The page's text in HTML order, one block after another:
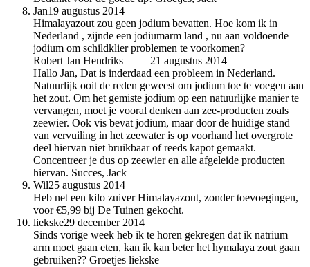
Jan19 augustus 2014
Himalayazout zou geen jodium bevatten. Hoe kom ik in
Nederland , zijnde een jodiumarm land , nu aan voldoende
jodium om schildklier problemen te voorkomen?
Robert Jan Hendriks
21 augustus 2014
Hallo Jan, Dat is inderdaad een probleem in Nederland.
Natuurlijk ooit de reden geweest om jodium toe te voegen aan
het zout. Om het gemiste jodium op een natuurlijke manier te
vervangen, moet je vooral denken aan zee-producten zoals
zeewier. Ook vis bevat jodium, maar door de huidige stand
van vervuiling in het zeewater is op voorhand het overgrote
deel hiervan niet bruikbaar of reeds kapot gemaakt.
Concentreer je dus op zeewier en alle afgeleide producten
hiervan. Succes, Jack
Wil25 augustus 2014
Heb net een kilo zuiver Himalayazout, zonder toevoegingen,
voor €5,99 bij De Tuinen gekocht.
liekske29 december 2014
Sinds vorige week heb ik te horen gekregen dat ik natrium
arm moet gaan eten, kan ik kan beter het hymalaya zout gaan
gebruiken?? Groetjes liekske